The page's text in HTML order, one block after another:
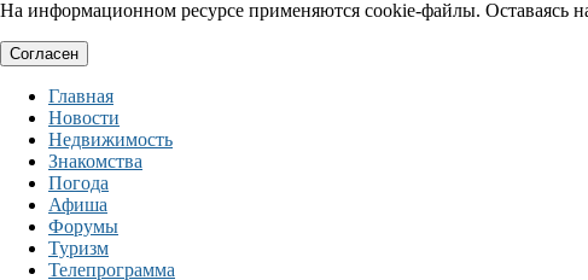
На информационном ресурсе применяются cookie-файлы. Оставаясь
Согласен
Главная
Новости
Недвижимость
Знакомства
Погода
Афиша
Форумы
Туризм
Телепрограмма